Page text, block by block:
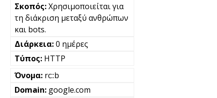
Χρησιμοποιείται για
τη διάκριση μεταξύ ανθρώπων
και bots.
0 ημέρες
HTTP
rc::b
google.com